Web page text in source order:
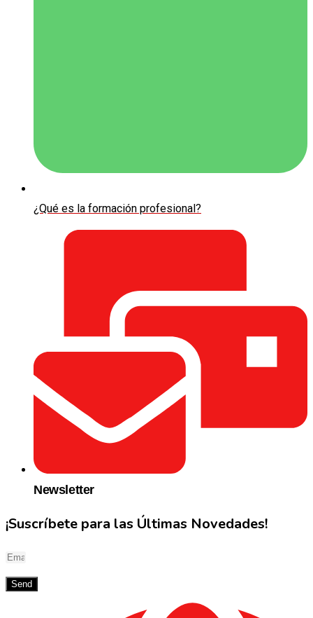
¿Qué es la formación profesional?
Newsletter
¡Suscríbete para las Últimas Novedades!
Send